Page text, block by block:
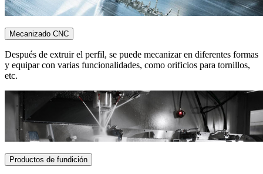
Mecanizado CNC
Después de extruir el perfil, se puede mecanizar en diferentes formas
y equipar con varias funcionalidades, como orificios para tornillos,
etc.
Productos de fundición